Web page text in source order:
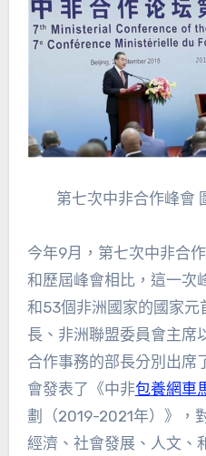
第七次中非合作峰會
今年9月，第七次中非合
和歷屆峰會相比，這一次
和53個非洲國家的國家元
長、非洲聯盟委員會主席
合作事務的部長分別出席
會發表了《中非包養網車
劃（2019-2021年）》，
經濟、社會發展、人文、